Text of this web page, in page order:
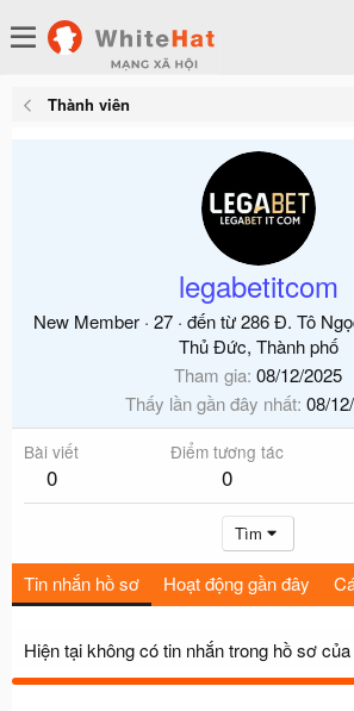
Thành viên
legabetitcom
New Member · 27 · đến từ286 Đ. Tô
Thủ Đức, Thành phố
Tham gia 08/12/2025
Thấy lần gần đây nhất 08/
Bài viết
0
Điểm tương tác
0
Tìm
Tin nhắn hồ sơ Hoạt động gần đây
Hiện tại không có tin nhắn trong hồ sơ